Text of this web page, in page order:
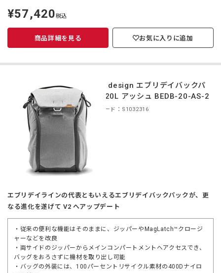
定
価
¥57,420税込
商品詳細を見る お気に入りに追加
peak design エブリデイバックパ
ック 20L アッシュ BEDB-20-AS-2
商品コード：S1032316
エブリデイラインの代表ともいえるエブリデイバックパックが、更
なる進化を遂げて V2 へアップデート
・従来の便利な機能はそのままに、ジッパーやMagLatch™クロージ
ャーなどを改良
・両サイドのジッパーからメインコンパートメントへアクセスでき、
バッグをおろさずに機材を取り出し可能
・バッグの外装には、100パーセントリサイクル素材の400Dナイロ